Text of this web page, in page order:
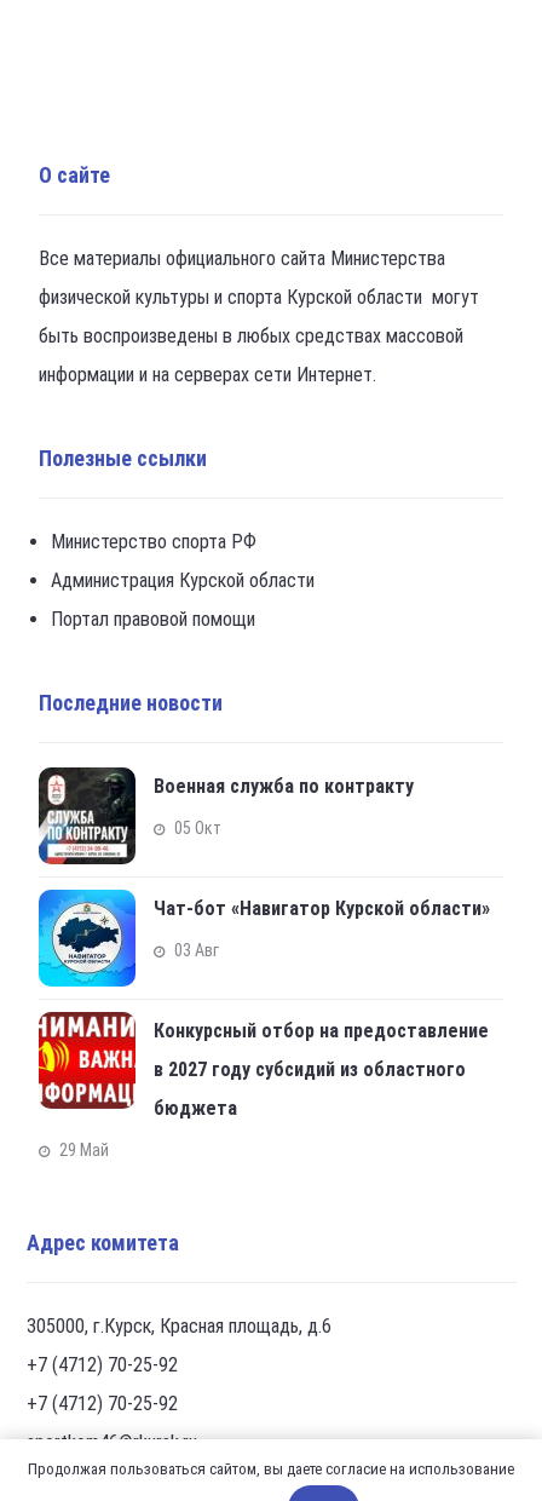
О сайте
Все материалы официального сайта Министерства
физической культуры и спорта Курской области могут
быть воспроизведены в любых средствах массовой
информации и на серверах сети Интернет.
Полезные ссылки
Министерство спорта РФ
Администрация Курской области
Портал правовой помощи
Последние новости
Военная служба по контракту
05 Окт
Чат-бот «Навигатор Курской области»
03 Авг
Конкурсный отбор на предоставление
в 2027 году субсидий из областного
бюджета
29 Май
Адрес комитета
305000, г.Курск, Красная площадь, д.6
+7 (4712) 70-25-92
+7 (4712) 70-25-92
sportkom46@rkursk.ru
Продолжая пользоваться сайтом, вы даете согласие на использование